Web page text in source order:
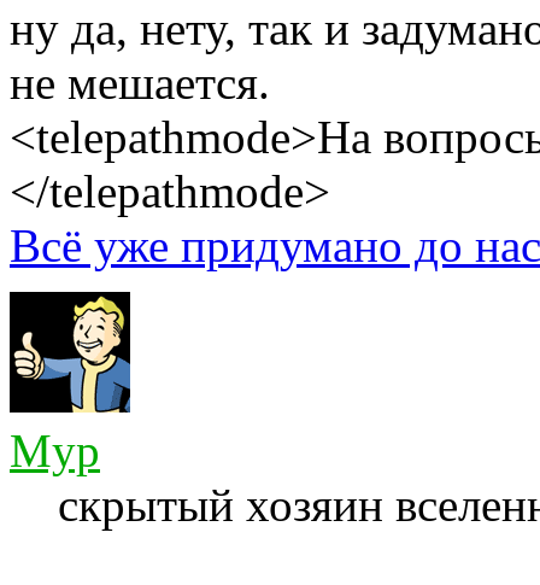
ну да, нету, так и
не мешается.
<telepathmode>На
</telepathmode>
Всё уже придумано до
Myp
скрытый хозяин